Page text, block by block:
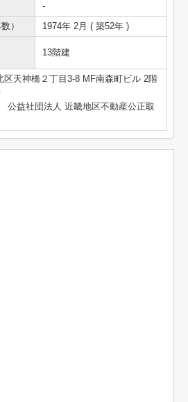
-
）
1974年 2月 ( 築52年 )
13階建
区天神橋２丁目3-8 MF南森町ビル 2階
公益社団法人 近畿地区不動産公正取